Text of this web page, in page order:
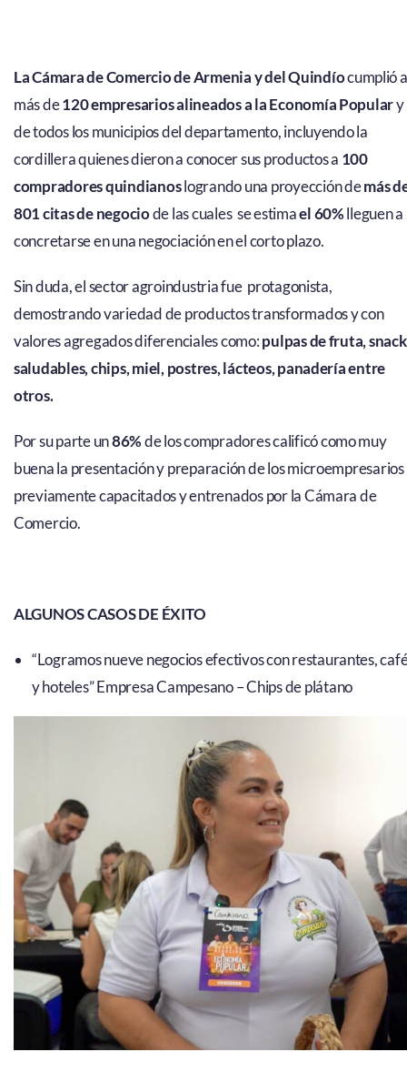
La Cámara de Comercio de Armenia y del Quindíocumplió a
más de120 empresarios alineados a la Economía Populary
de todos los municipios del departamento, incluyendo la
cordillera quienes dieron a conocer sus productos a 100
compradores quindianoslogrando una proyección demás
801 citas de negociode las cuales se estimael 60%lleguen a
concretarse en una negociación en el corto plazo.
Sin duda, el sector agroindustria fue protagonista,
demostrando variedad de productos transformados y con
valores agregados diferenciales como:pulpas de fruta,
saludables, chips, miel, postres, lácteos, panadería entre
otros.
Por su parte un86%de los compradores calificó como muy
buena la presentación y preparación de los microempresarios
previamente capacitados y entrenados por la Cámara de
Comercio.
ALGUNOS CASOS DE ÉXITO
“Logramos nueve negocios efectivos con restaurantes,
y hoteles” Empresa Campesano – Chips de plátano